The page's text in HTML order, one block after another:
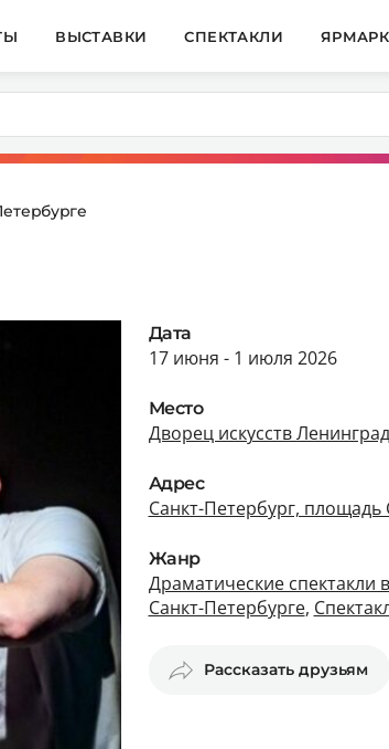
ВЫСТАВКИ СПЕКТАКЛИ
Дата
17 июня - 1 июля 2026
Место
Дворец искусств
Адрес
Санкт-Петербург, площадь
Жанр
Драматические спектакли
Санкт-Петербурге,
Рассказать друзьям